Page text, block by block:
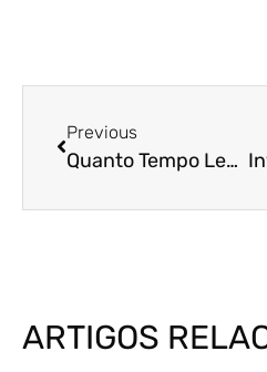
Previous
Quanto Tempo Leva o Inventário no Cartório? Veja Como Acelerar o Processo
ARTIGOS